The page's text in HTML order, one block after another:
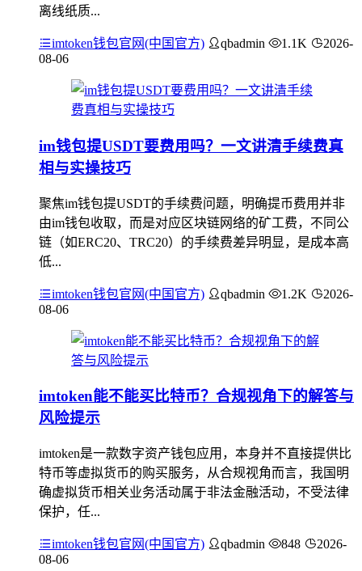
离线纸质...
imtoken钱包官网(中国官方) qbadmin 1.1K
2026-
08-06
im钱包提USDT要费用吗？一文讲清手续费真
相与实操技巧
聚焦im钱包提USDT的手续费问题，明确提币费用并非
由im钱包收取，而是对应区块链网络的矿工费，不同公
链（如ERC20、TRC20）的手续费差异明显，是成本高
低...
imtoken钱包官网(中国官方) qbadmin 1.2K
2026-
08-06
imtoken能不能买比特币？合规视角下的解答与
风险提示
imtoken是一款数字资产钱包应用，本身并不直接提供比
特币等虚拟货币的购买服务，从合规视角而言，我国明
确虚拟货币相关业务活动属于非法金融活动，不受法律
保护，任...
imtoken钱包官网(中国官方) qbadmin 848
2026-
08-06